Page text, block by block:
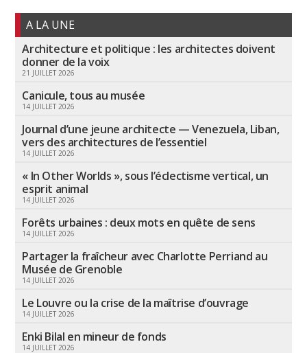
A LA UNE
Architecture et politique : les architectes doivent
donner de la voix
21 JUILLET 2026
Canicule, tous au musée
14 JUILLET 2026
Journal d’une jeune architecte — Venezuela, Liban,
vers des architectures de l’essentiel
14 JUILLET 2026
« In Other Worlds », sous l’éclectisme vertical, un
esprit animal
14 JUILLET 2026
Forêts urbaines : deux mots en quête de sens
14 JUILLET 2026
Partager la fraîcheur avec Charlotte Perriand au
Musée de Grenoble
14 JUILLET 2026
Le Louvre ou la crise de la maîtrise d’ouvrage
14 JUILLET 2026
Enki Bilal en mineur de fonds
14 JUILLET 2026